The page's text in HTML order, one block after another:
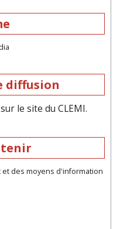
diffusion
le site du CLEMI.
des moyens d'information